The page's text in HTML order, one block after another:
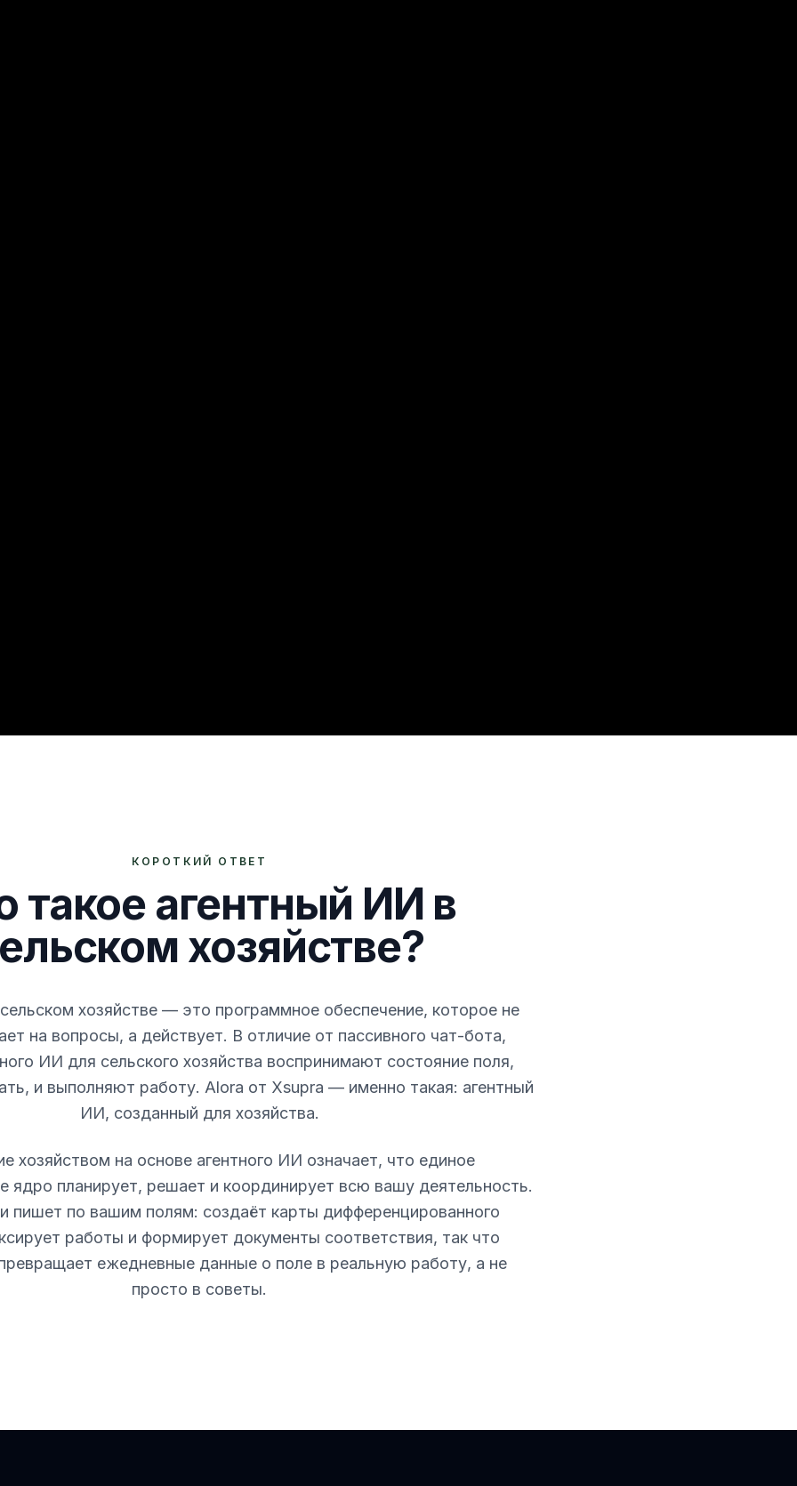
КОРОТКИЙ ОТВЕТ
такое агентный ИИ в
хозяйстве?
хозяйстве — это программное обеспечение, которое не
на вопросы, а действует. В отличие от пассивного чат-бота,
ИИ для сельского хозяйства воспринимают состояние поля,
и выполняют работу. Alora от Xsupra — именно такая: агентный
ИИ, созданный для хозяйства.
хозяйством на основе агентного ИИ означает, что единое
ядро планирует, решает и координирует всю вашу деятельность.
пишет по вашим полям: создаёт карты дифференцированного
работы и формирует документы соответствия, так что
ежедневные данные о поле в реальную работу, а не
просто в советы.